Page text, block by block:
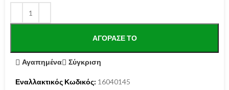
ΑΓΌΡΑΣΕ ΤΟ
Αγαπημένα Σύγκριση
Εναλλακτικός Κωδικός: 16040145